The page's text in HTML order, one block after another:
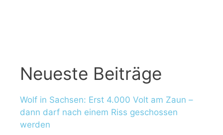
Neueste Beiträge
Wolf in Sachsen: Erst 4.000 Volt am Zaun –
dann darf nach einem Riss geschossen
werden